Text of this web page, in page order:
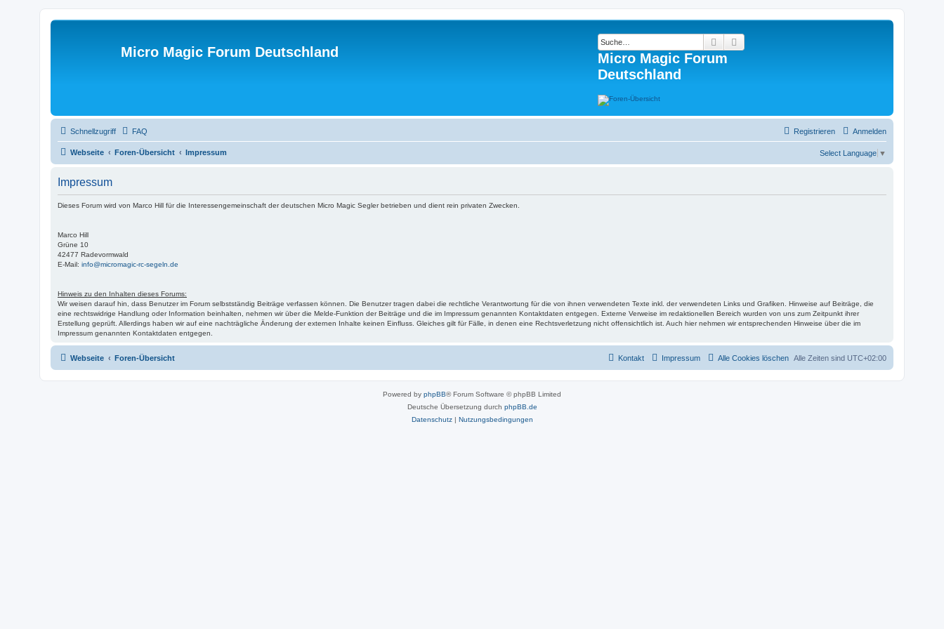
Micro Magic Forum Deutschland
Suche
Micro Magic Forum
Deutschland
Schnellzugriff FAQ Anmelden
Registrieren
Webseite Foren-Übersicht Impressum Select Language ▼
Impressum
Dieses Forum wird von Marco Hill für die Interessengemeinschaft der deutschen Micro Magic Segler betrieben und dient rein privaten Zwecken.
Marco Hill
Grüne 10
42477 Radevormwald
E-Mail: info@micromagic-rc-segeln.de
Hinweis zu den Inhalten dieses Forums:
Wir weisen darauf hin, dass Benutzer im Forum selbstständig Beiträge verfassen können. Die Benutzer tragen dabei die rechtliche Verantwortung für die von ihnen verwendeten Texte inkl. der verwendeten Links und Grafiken. Hinweise auf Beiträge, die
eine rechtswidrige Handlung oder Information beinhalten, nehmen wir über die Melde-Funktion der Beiträge und die im Impressum genannten Kontaktdaten entgegen. Externe Verweise im redaktionellen Bereich wurden von uns zum Zeitpunkt ihrer
Erstellung geprüft. Allerdings haben wir auf eine nachträgliche Änderung der externen Inhalte keinen Einfluss. Gleiches gilt für Fälle, in denen eine Rechtsverletzung nicht offensichtlich ist. Auch hier nehmen wir entsprechenden Hinweise über die im
Impressum genannten Kontaktdaten entgegen.
Webseite Foren-Übersicht Alle Zeiten sind UTC+02:00
Alle Cookies löschen
Impressum
Kontakt
Powered by phpBB® Forum Software © phpBB Limited
Deutsche Übersetzung durch phpBB.de
Datenschutz| Nutzungsbedingungen